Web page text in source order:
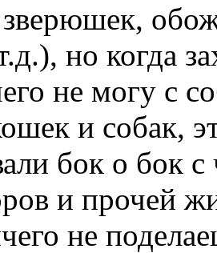
но когда
не могу с
и собак,
бок о бок с
и прочей
не